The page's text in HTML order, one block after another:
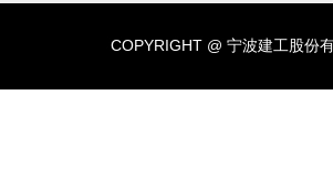
COPYRIGHT @ 宁波建工股份